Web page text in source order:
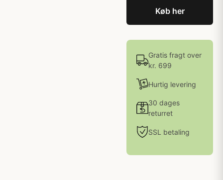
Køb her
Gratis fragt over
kr. 699
Hurtig levering
30 dages
returret
SSL betaling